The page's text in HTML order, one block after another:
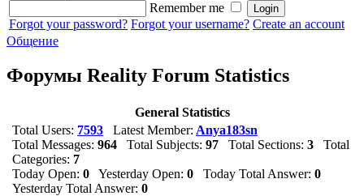
Remember me
Forgot your password? Forgot your username? Create an account
Общение
Форумы Reality Forum Statistics
General Statistics
Total Users: 7593 Latest Member: Anya183sn
Total Messages: 964 Total Subjects: 97 Total Sections: 3 Total
Categories: 7
Today Open: 0 Yesterday Open: 0 Today Total Answer: 0
Yesterday Total Answer: 0